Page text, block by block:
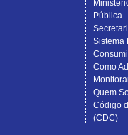
Pública
Sistema
Como
Quem
Código
(CDC)